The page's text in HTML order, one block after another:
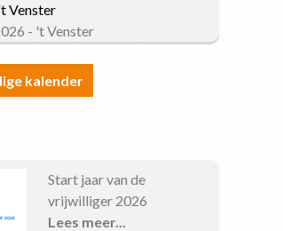
Venster
- 't Venster
kalender
Start jaar van de
vrijwilliger 2026
Lees meer...